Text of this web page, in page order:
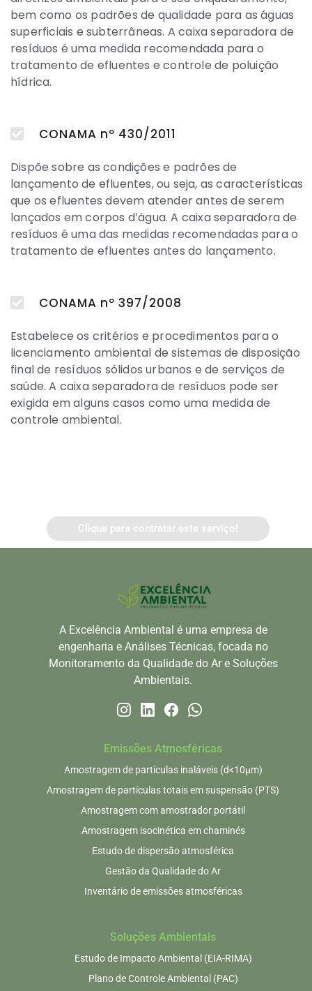
bem como os padrões de qualidade para as águas
superficiais e subterrâneas. A caixa separadora de
resíduos é uma medida recomendada para o
tratamento de efluentes e controle de poluição
hídrica.
CONAMA nº 430/2011
Dispõe sobre as condições e padrões de
lançamento de efluentes, ou seja, as características
que os efluentes devem atender antes de serem
lançados em corpos d’água. A caixa separadora de
resíduos é uma das medidas recomendadas para o
tratamento de efluentes antes do lançamento.
CONAMA nº 397/2008
Estabelece os critérios e procedimentos para o
licenciamento ambiental de sistemas de disposição
final de resíduos sólidos urbanos e de serviços de
saúde. A caixa separadora de resíduos pode ser
exigida em alguns casos como uma medida de
controle ambiental.
Clique para contratar este serviço!
A Excelência Ambiental é uma empresa de
engenharia e Análises Técnicas, focada no
Monitoramento da Qualidade do Ar e Soluções
Ambientais.
Emissões Atmosféricas
Amostragem de partículas inaláveis (d<10μm)
Amostragem de partículas totais em suspensão (PTS)
Amostragem com amostrador portátil
Amostragem isocinética em chaminés
Estudo de dispersão atmosférica
Gestão da Qualidade do Ar
Inventário de emissões atmosféricas
Soluções Ambientais
Estudo de Impacto Ambiental (EIA-RIMA)
Plano de Controle Ambiental (PAC)